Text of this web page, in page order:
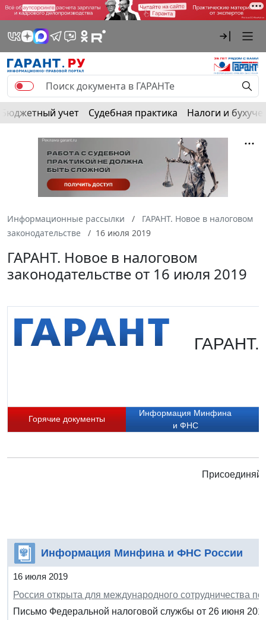
Бюджетный учет Судебная практика Налоги и
Информационные рассылки
ГАРАНТ. Новое в налоговом
законодательстве
16 июля 2019
ГАРАНТ. Новое в налоговом
законодательстве от 16 июля 2019
ГАРАНТ.
Горячие документы
Информация Минфина
и ФНС
Информация Минфина и ФНС России
16 июля 2019
Россия открыта для международного сотрудничества
Письмо Федеральной налоговой службы от 26 июня